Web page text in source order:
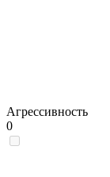
Агрессивность
0